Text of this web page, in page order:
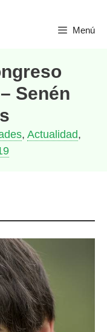
Menú
Senén
, Actualidad,